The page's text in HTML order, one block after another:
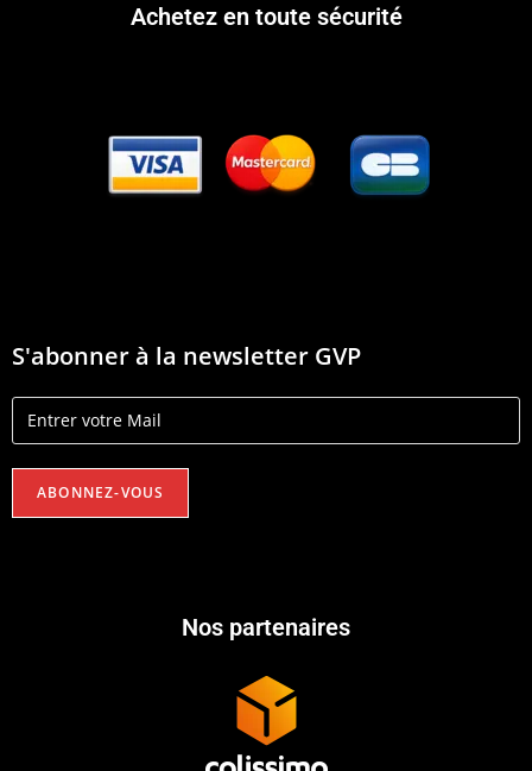
Achetez en toute sécurité
S'abonner à la newsletter GVP
Nos partenaires